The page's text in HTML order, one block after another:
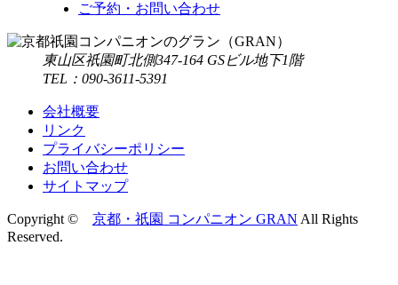
ご予約・お問い合わせ
東山区祇園町北側347-164 GSビル地下1階
TEL：090-3611-5391
会社概要
リンク
プライバシーポリシー
お問い合わせ
サイトマップ
Copyright © 京都・祇園 コンパニオン GRAN All Rights
Reserved.